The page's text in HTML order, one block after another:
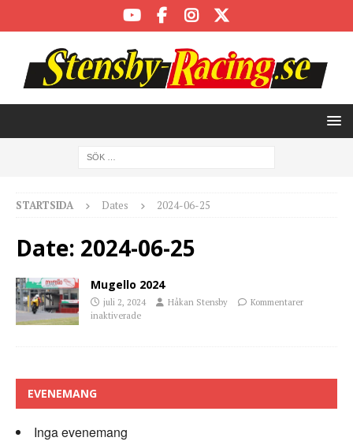
STARTSIDA Dates 2024-06-25
Date: 2024-06-25
Mugello 2024
juli 2, 2024 Håkan Stensby
Kommentarer
inaktiverade
EVENEMANG
Inga evenemang